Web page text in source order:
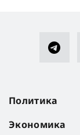
Политика
Экономика